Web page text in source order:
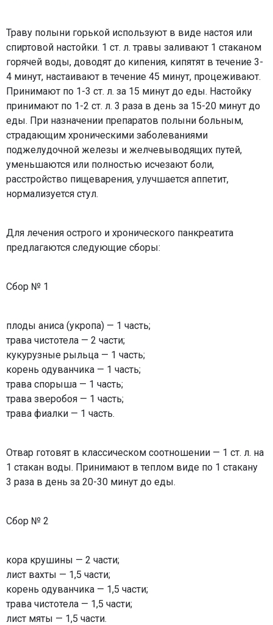
Траву полыни горькой используют в виде настоя или
спиртовой настойки. 1 ст. л. травы заливают 1 стаканом
горячей воды, доводят до кипения, кипятят в течение 3-
4 минут, настаивают в течение 45 минут, процеживают.
Принимают по 1-3 ст. л. за 15 минут до еды. Настойку
принимают по 1-2 ст. л. 3 раза в день за 15-20 минут до
еды. При назначении препаратов полыни больным,
страдающим хроническими заболеваниями
поджелудочной железы и желчевыводящих путей,
уменьшаются или полностью исчезают боли,
расстройство пищеварения, улучшается аппетит,
нормализуется стул.
Для лечения острого и хронического панкреатита
предлагаются следующие сборы:
Сбор № 1
плоды аниса (укропа) — 1 часть;
трава чистотела — 2 части;
кукурузные рыльца — 1 часть;
корень одуванчика — 1 часть;
трава спорыша — 1 часть;
трава зверобоя — 1 часть;
трава фиалки — 1 часть.
Отвар готовят в классическом соотношении — 1 ст. л. на
1 стакан воды. Принимают в теплом виде по 1 стакану
3 раза в день за 20-30 минут до еды.
Сбор № 2
кора крушины — 2 части;
лист вахты — 1,5 части;
корень одуванчика — 1,5 части;
трава чистотела — 1,5 части;
лист мяты — 1,5 части.